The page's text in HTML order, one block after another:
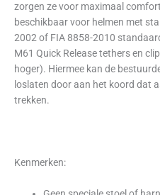
zorgen ze voor maximaal
beschikbaar voor helmen met
2002 of FIA 8858-2010
M61 Quick Release tethers en
hoger). Hiermee kan de
loslaten door aan het koord dat
trekken.
Kenmerken: